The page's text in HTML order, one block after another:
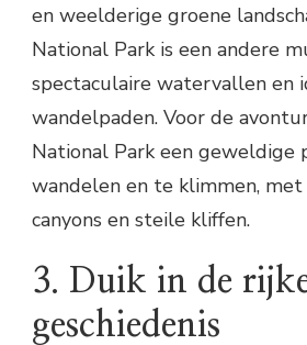
en weelderige groene
National Park is een andere
spectaculaire watervallen en
wandelpaden. Voor de
National Park een geweldige
wandelen en te klimmen, met
canyons en steile kliffen.
3. Duik in de
geschiedenis